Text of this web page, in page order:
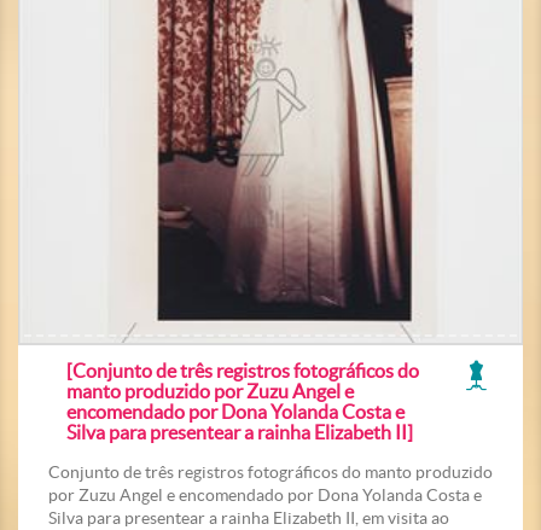
[Conjunto de três registros fotográficos do
manto produzido por Zuzu Angel e
encomendado por Dona Yolanda Costa e
Silva para presentear a rainha Elizabeth II]
Conjunto de três registros fotográficos do manto produzido
por Zuzu Angel e encomendado por Dona Yolanda Costa e
Silva para presentear a rainha Elizabeth II, em visita ao